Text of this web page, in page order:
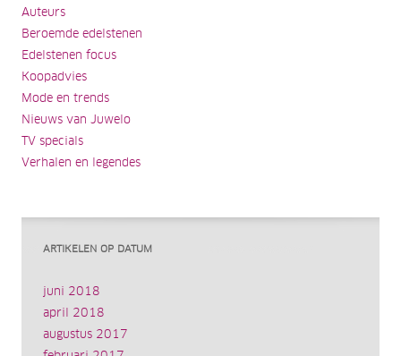
Auteurs
Beroemde edelstenen
Edelstenen focus
Koopadvies
Mode en trends
Nieuws van Juwelo
TV specials
Verhalen en legendes
ARTIKELEN OP DATUM
juni 2018
april 2018
augustus 2017